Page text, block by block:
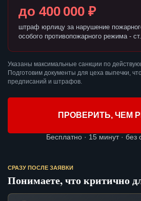
до 400 000 ₽
штраф юрлицу за нарушение
особого противопожарного режима -
Указаны максимальные санкции по
Подготовим документы для цеха выпечки,
предписаний и штрафов.
ПРОВЕРИТЬ, ЧЕМ
Бесплатно · 15 минут · без
СРАЗУ ПОСЛЕ ЗАЯВКИ
Понимаете, что критично